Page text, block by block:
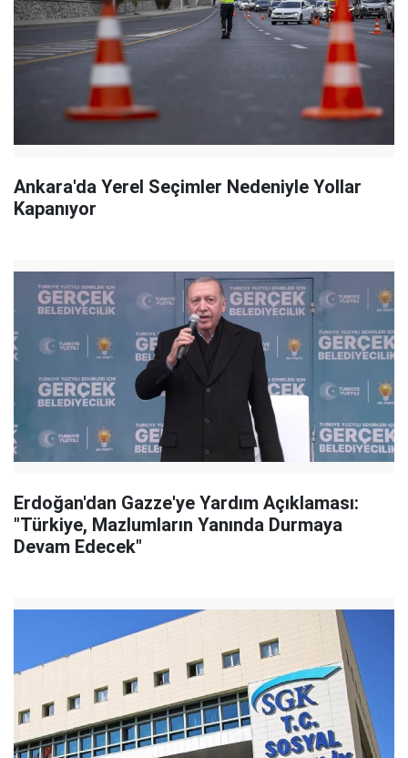
Ankara'da Yerel Seçimler Nedeniyle Yollar
Kapanıyor
Erdoğan'dan Gazze'ye Yardım Açıklaması:
"Türkiye, Mazlumların Yanında Durmaya
Devam Edecek"